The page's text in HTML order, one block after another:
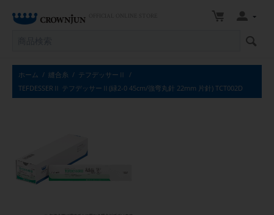
ホーム / 縫合糸 / テフデッサーⅡ /
TEFDESSERⅡ テフデッサーⅡ(緑2-0 45cm/強弯丸針 22mm 片針) TCT002D